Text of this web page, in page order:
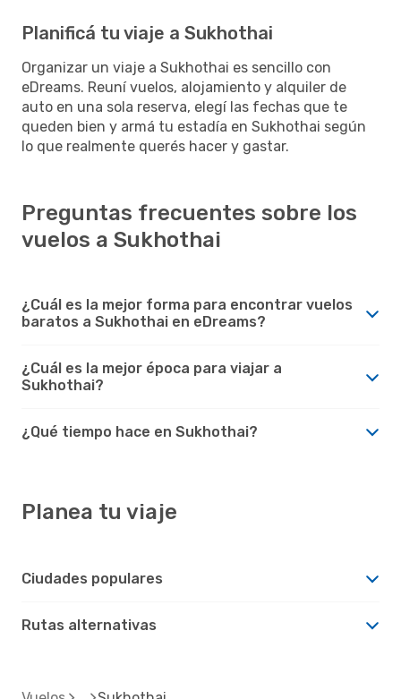
Planificá tu viaje a Sukhothai
Organizar un viaje a Sukhothai es sencillo con
eDreams. Reuní vuelos, alojamiento y alquiler de
auto en una sola reserva, elegí las fechas que te
queden bien y armá tu estadía en Sukhothai según
lo que realmente querés hacer y gastar.
Preguntas frecuentes sobre los
vuelos a Sukhothai
¿Cuál es la mejor forma para encontrar vuelos
baratos a Sukhothai en eDreams?
¿Cuál es la mejor época para viajar a
Sukhothai?
¿Qué tiempo hace en Sukhothai?
Planea tu viaje
Ciudades populares
Rutas alternativas